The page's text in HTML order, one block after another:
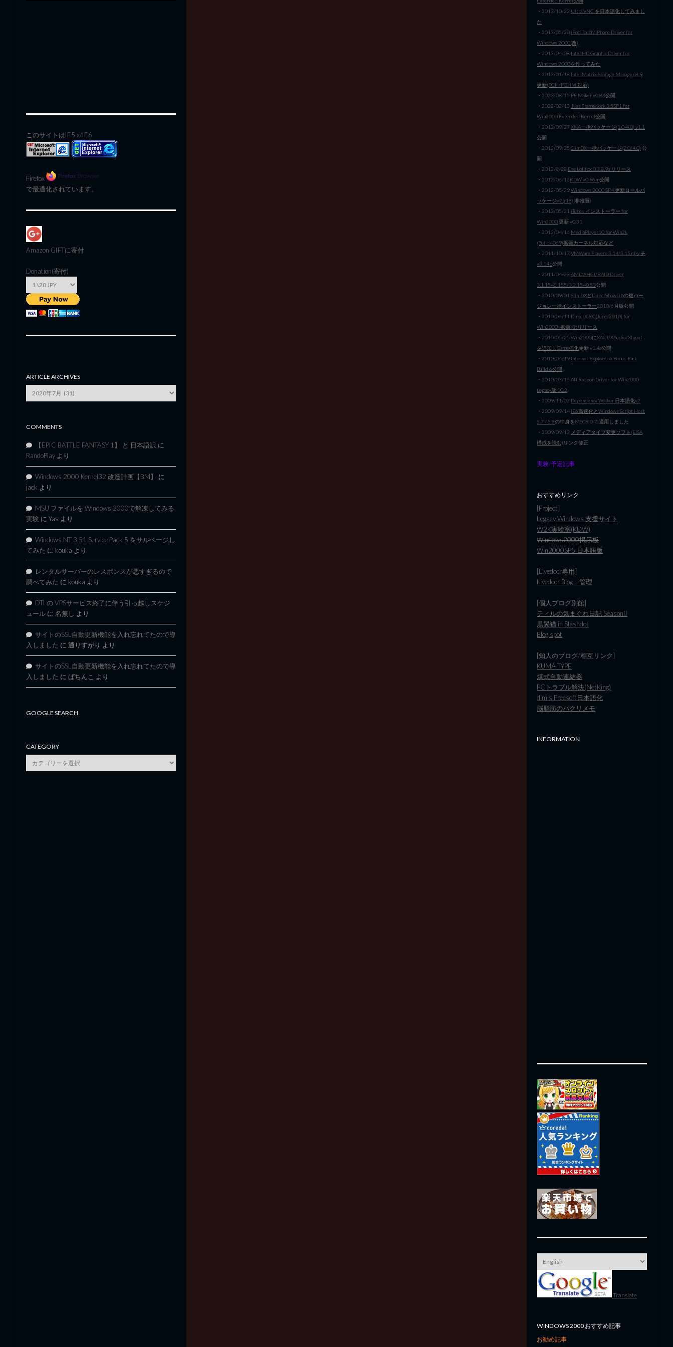
このサイトはIE5.x/IE6
Firefox
で最適化されています。
Amazon GIFTに寄付
Donation(寄付)
ARTICLE ARCHIVES
Archives
COMMENTS
【EPIC BATTLE FANTASY 1】 と 日本語訳 に
RandoPlay より
Windows 2000 Kernel32 改造計画【BM】
に
jack より
MSU ファイルを Windows 2000で解凍してみる
実験 に Yas より
Windows NT 3.51 Service Pack 5 をサルベージし
てみた に kouka より
レンタルサーバーのレスポンスが悪すぎるので
調べてみた に kouka より
DTI の VPSサービス終了に伴う引っ越しスケジ
ュール に 名無し より
サイトのSSL自動更新機能を入れ忘れてたので導
入しました に 通りすがり より
サイトのSSL自動更新機能を入れ忘れてたので導
入しました に ぱちんこ より
GOOGLE SEARCH
CATEGORY
category
・2013/10/22 Ultra VNC を日本語化してみまし
た
・2013/05/20 iPod Touch/iPhone Driver for
Windows 2000(改)
・2013/04/08 Intel HD Graphic Driver for
Windows 2000を作ってみた
・2013/01/18 Intel Matrix Storage Manager 8.9
更新(PCH/PCHM 対応)
・2023/08/15 PE Makerv0.83公開
・2022/02/13 .Net Framework 3.5SP1 for
Win2000 Extended Kernel公開
・2012/09/27XNA一括パッケージ(1.0-4.0) v1.1
公開
・2012/09/25 SlimDX一括パッケージ(2.0/4.0) 公
開
・2012/8/28 Ese Lolifox 0.3.8.9a リリース
・2012/06/16KDW v0.96m公開
・2012/05/29Windows 2000 SP4 更新ロールパ
ッケージv2(r18)(非推奨)
・2012/05/21 iTunes インストーラー for
Win2000更新 v0.31
・2012/04/16 MediaPlayer10 for Win2k
(Build4069)拡張カーネル対応など
・2011/10/17VMWare Playere 3.14/3.15パッチ
v3.14b公開
・2011/04/23 AMD AHCI/RAID Driver
3.1.1548.155/3.2.1540.53公開
・2010/09/01 SlimDXとDirectShowLibの複バー
ジョン一括インストーラー2010/6月版公開
・2010/06/11 DirectX 9.0(June/2010) for
Win2000+拡張Kitリリース
・2010/05/25 Win2000にXACT/XAudio/XInput
を追加しGame強化更新 v1.4a公開
・2010/04/19 Internet Explorer 6 Bonus Pack
Build 6公開
・2010/03/16 ATI Radeon Driver for Win2000
Legacy版 10.2
・2009/11/02 Dependency Walker 日本語化v2
・2009/09/14 IE6高速化とWindows Script Host
5.7 / 5.8の中身をMS09-045適用しました
・2009/09/13 メディアタイプ変更ソフト(EISA
構成を読む) リンク修正
実験/予定記事
おすすめリンク
[Project]
Legacy Windows 支援サイト
W2K実験室(KDW)
Windows2000掲示板
Win2000SP5 日本語版
[Livedoor専用]
Livedoor Blog 管理
[個人ブログ別館]
ティルの気まぐれ日記 SeasonII
黒翼猫 in Slashdot
Blog spot
[知人のブログ/相互リンク]
KUMA TYPE
煤式自動連結器
PCトラブル解決(NetKing)
dim's Freesoft日本語化
脳脂肪のパクリメモ
INFORMATION
Translate
WINDOWS 2000 おすすめ記事
お勧め記事